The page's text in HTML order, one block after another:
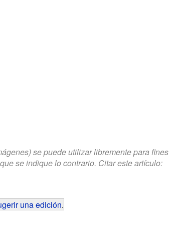
se puede utilizar libremente para fines
se indique lo contrario. Citar este artículo:
una edición.